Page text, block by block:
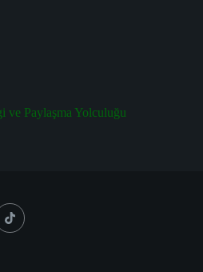
ve Paylaşma Yolculuğu